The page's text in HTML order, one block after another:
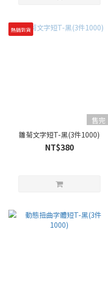
熱銷到貨
售完
雛菊文字短T-黑(3件1000)
NT$380